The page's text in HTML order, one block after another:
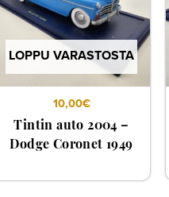
LOPPU VARASTOSTA
10,00€
Tintin auto 2004 –
Dodge Coronet 1949